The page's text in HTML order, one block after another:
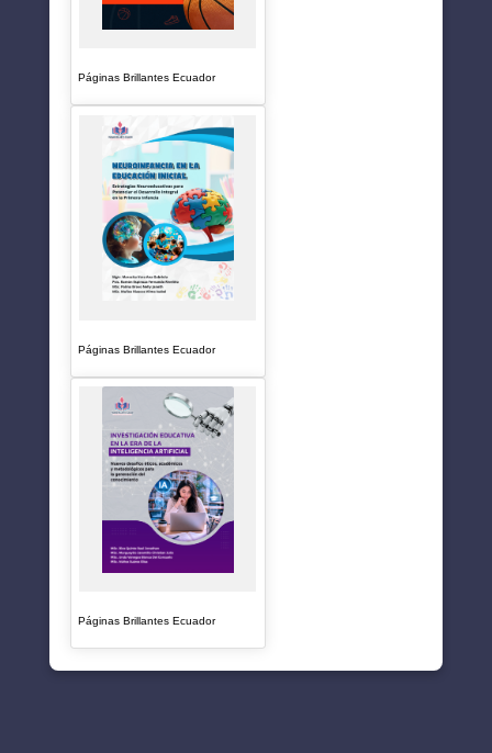
Páginas Brillantes Ecuador
Páginas Brillantes Ecuador
Páginas Brillantes Ecuador